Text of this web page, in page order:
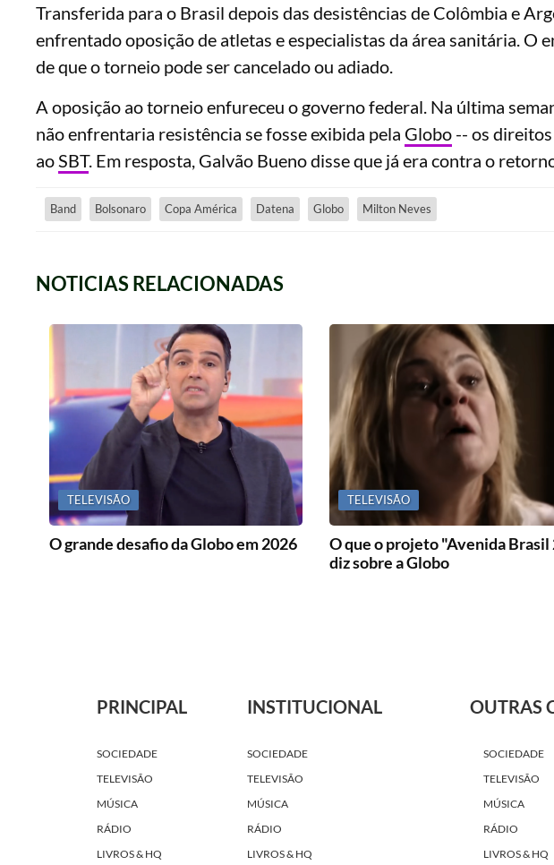
Transferida para o Brasil depois das desistências de Colômbia e
enfrentado oposição de atletas e especialistas da área sanitária. O
de que o torneio pode ser cancelado ou adiado.
A oposição ao torneio enfureceu o governo federal. Na última
não enfrentaria resistência se fosse exibida pela Globo-- os direitos
ao SBT. Em resposta, Galvão Bueno disse que já era contra o
Band Bolsonaro Copa América Datena Globo Milton Neves
NOTICIAS RELACIONADAS
TELEVISÃO
O grande desafio da Globo em 2026
TELEVISÃO
O que o projeto "Avenida Brasil
diz sobre a Globo
PRINCIPAL
SOCIEDADE
TELEVISÃO
MÚSICA
RÁDIO
LIVROS & HQ
INSTITUCIONAL
SOCIEDADE
TELEVISÃO
MÚSICA
RÁDIO
LIVROS & HQ
OUTRAS
SOCIEDADE
TELEVISÃO
MÚSICA
RÁDIO
LIVROS & HQ